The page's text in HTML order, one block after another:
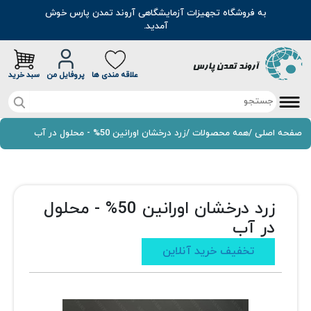
به فروشگاه تجهیزات آزمایشگاهی آروند تمدن پارس خوش
آمدید.
علاقه مندی ها پروفایل من سبد خرید
صفحه اصلی
موادشیمیایی
رنگ
مطالب
سوالات متداول
صفحه اصلی /همه محصولات /زرد درخشان اورانین 50% - محلول در آب
زرد درخشان اورانین 50% - محلول
در آب
تخفیف خرید آنلاین